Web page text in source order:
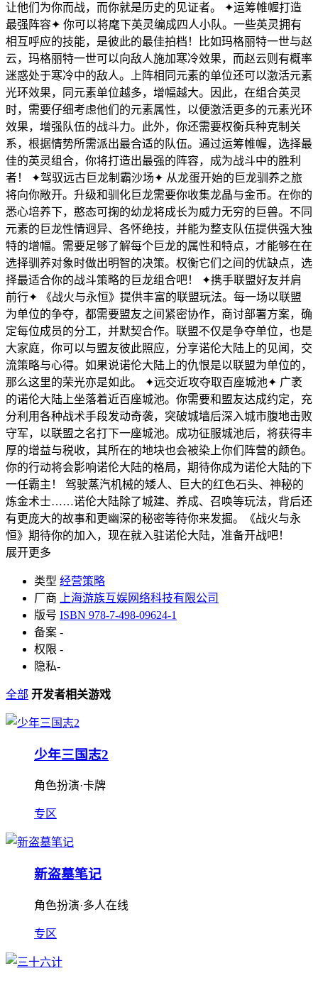
让他们为你而战，而你就是历史的见证者。 ✦运筹帷幄打造
最强阵容✦ 你可以将麾下英灵编成四人小队。一些英灵拥有
相互呼应的技能，是彼此的最佳拍档！比如玛格丽特一世与赵
云，玛格丽特一世可以向敌人施加寒冷效果，而赵云则有概率
迷惑处于寒冷中的敌人。上阵相同元素的单位还可以激活元素
光环效果，同元素单位越多，增幅越大。因此，在组合英灵
时，需要仔细考虑他们的元素属性，以便激活更多的元素光环
效果，增强队伍的战斗力。此外，你还需要权衡兵种克制关
系，根据情势所需派出最合适的队伍。通过运筹帷幄，选择最
佳的英灵组合，你将打造出最强的阵容，成为战斗中的胜利
者！ ✦驾驭远古巨龙制霸沙场✦ 从龙蛋开始的巨龙驯养之旅
将向你敞开。升级和驯化巨龙需要你收集龙晶与金币。在你的
悉心培养下，憨态可掬的幼龙将成长为威力无穷的巨兽。不同
元素的巨龙性情迥异、各怀绝技，并能为整支队伍提供强大独
特的增幅。需要足够了解每个巨龙的属性和特点，才能够在在
选择驯养对象时做出明智的决策。权衡它们之间的优缺点，选
择最适合你的战斗策略的巨龙组合吧！ ✦携手联盟好友并肩
前行✦ 《战火与永恒》提供丰富的联盟玩法。每一场以联盟
为单位的争夺，都需要盟友之间紧密协作，商讨部署方案，确
定每位成员的分工，并默契合作。联盟不仅是争夺单位，也是
大家庭，你可以与盟友彼此照应，分享诺伦大陆上的见闻，交
流策略与心得。如果说诺伦大陆上的仇恨是以联盟为单位的，
那么这里的荣光亦是如此。 ✦远交近攻夺取百座城池✦ 广袤
的诺伦大陆上坐落着近百座城池。你需要和盟友达成约定，充
分利用各种战术手段发动奇袭，突破城墙后深入城市腹地击败
守军，以联盟之名打下一座城池。成功征服城池后，将获得丰
厚的增益与税收，其所在的地块也会被染上你们阵营的颜色。
你的行动将会影响诺伦大陆的格局，期待你成为诺伦大陆的下
一任霸主！ 驾驶蒸汽机械的矮人、巨大的红色石头、神秘的
炼金术士……诺伦大陆除了城建、养成、召唤等玩法，背后还
有更庞大的故事和更幽深的秘密等待你来发掘。《战火与永
恒》期待你的加入，现在就入驻诺伦大陆，准备开战吧！
展开更多
类型 经营策略
厂商
上海游族互娱网络科技有限公司
版号 ISBN 978-7-498-09624-1
备案 -
权限 -
隐私-
全部 开发者相关游戏
少年三国志2
角色扮演·卡牌
专区
新盗墓笔记
角色扮演·多人在线
专区